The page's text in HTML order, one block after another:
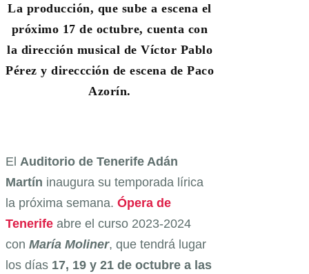
La producción, que sube a escena el
próximo 17 de octubre, cuenta con
la dirección musical de Víctor Pablo
Pérez y direccción de escena de Paco
Azorín.
El Auditorio de Tenerife Adán
Martín inaugura su temporada lírica
la próxima semana. Ópera de
Tenerife abre el curso 2023-2024
con María Moliner, que tendrá lugar
los días 17, 19 y 21 de octubre a las